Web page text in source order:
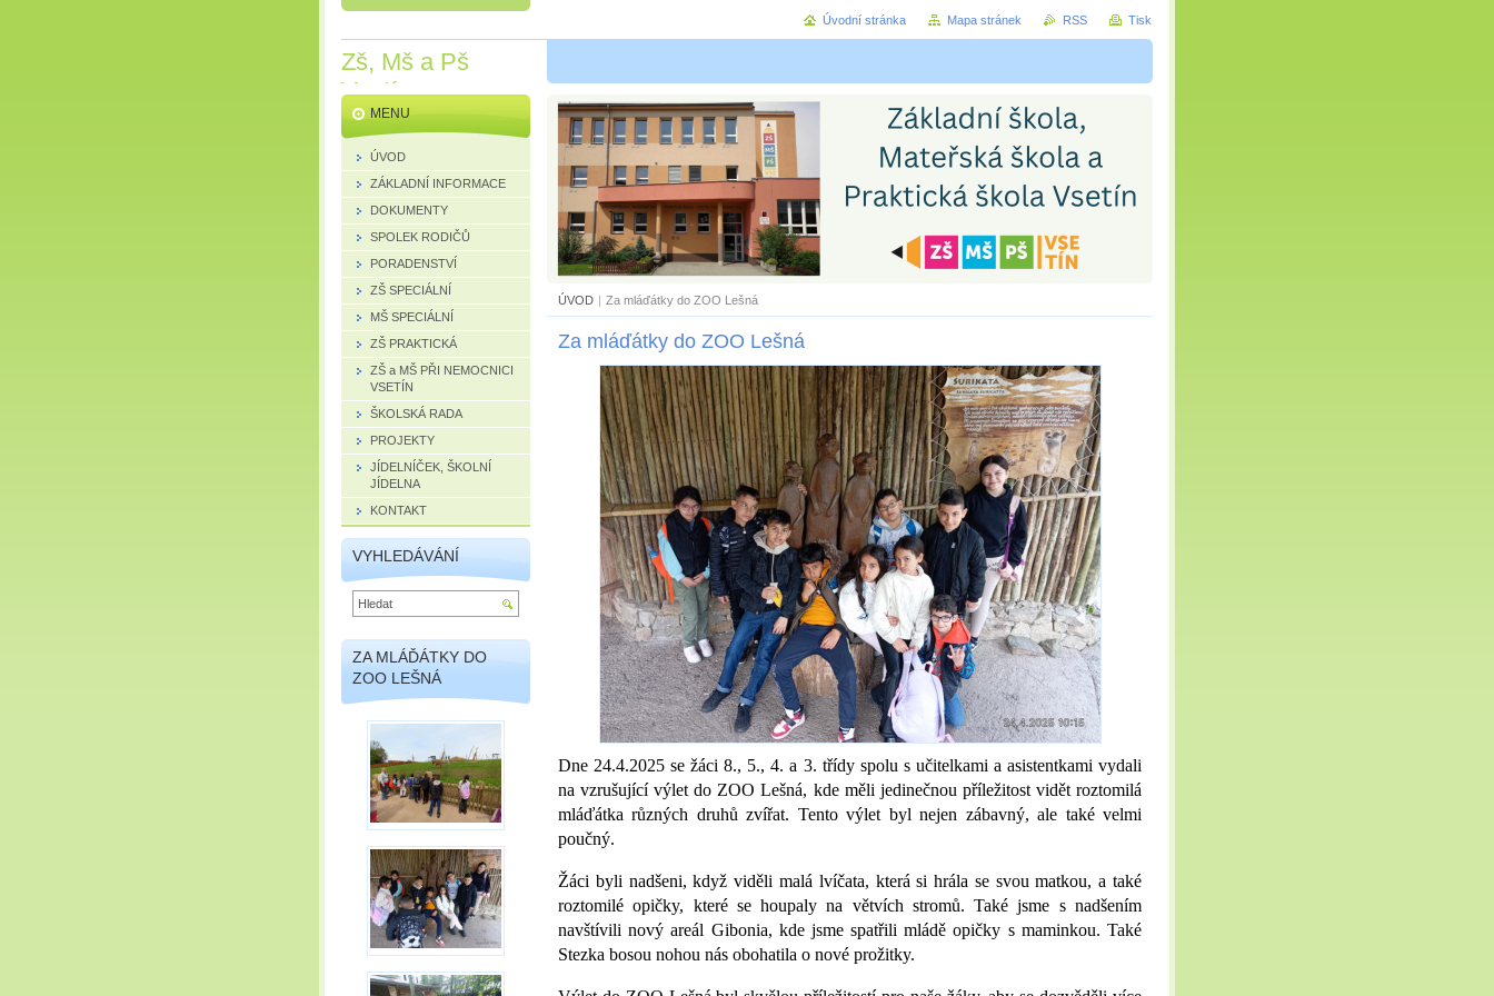
Zš, Mš a Pš
Vsetín
ÚVOD | Za mláďátky do ZOO Lešná
Za mláďátky do ZOO Lešná
Dne 24.4.2025 se žáci 8., 5., 4. a 3. třídy spolu s učitelkami a asistentkami vydali
na vzrušující výlet do ZOO Lešná, kde měli jedinečnou příležitost vidět roztomilá
mláďátka různých druhů zvířat. Tento výlet byl nejen zábavný, ale také velmi
poučný.
Žáci byli nadšeni, když viděli malá lvíčata, která si hrála se svou matkou, a také
roztomilé opičky, které se houpaly na větvích stromů. Také jsme s nadšením
navštívili nový areál Gibonia, kde jsme spatřili mládě opičky s maminkou. Také
Stezka bosou nohou nás obohatila o nové prožitky.
MENU
ÚVOD
ZÁKLADNÍ INFORMACE
DOKUMENTY
SPOLEK RODIČŮ
PORADENSTVÍ
ZŠ SPECIÁLNÍ
MŠ SPECIÁLNÍ
ZŠ PRAKTICKÁ
ZŠ a MŠ PŘI NEMOCNICI
VSETÍN
ŠKOLSKÁ RADA
PROJEKTY
JÍDELNÍČEK, ŠKOLNÍ
JÍDELNA
KONTAKT
VYHLEDÁVÁNÍ
ZA MLÁĎÁTKY DO
ZOO LEŠNÁ
Úvodní stránka Mapa stránek RSS Tisk